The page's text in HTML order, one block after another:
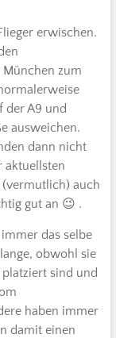
erwischen.
München zum
der A9 und
ausweichen.
dann nicht
aktuellsten
(vermutlich) auch
gut an 😉 .
das selbe
obwohl sie
sind und
haben immer
damit einen